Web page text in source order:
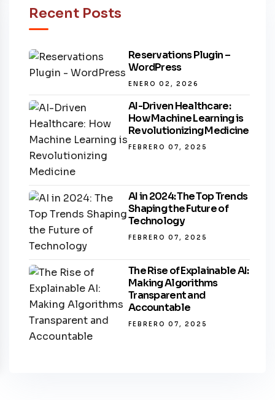
Recent Posts
Reservations Plugin –
WordPress
ENERO 02, 2026
AI-Driven Healthcare:
How Machine Learning is
Revolutionizing Medicine
FEBRERO 07, 2025
AI in 2024: The Top Trends
Shaping the Future of
Technology
FEBRERO 07, 2025
The Rise of Explainable AI:
Making Algorithms
Transparent and
Accountable
FEBRERO 07, 2025